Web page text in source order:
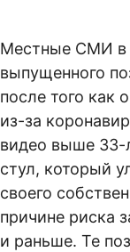
Местные СМИ в
выпущенного
после того как
из-за
видео выше 33-
стул, который
своего
причине риска
и раньше. Те